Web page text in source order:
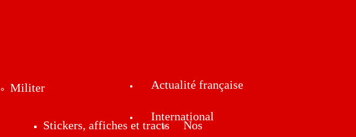
Militer
Stickers, affiches et tracts Nos
Actualité française
International